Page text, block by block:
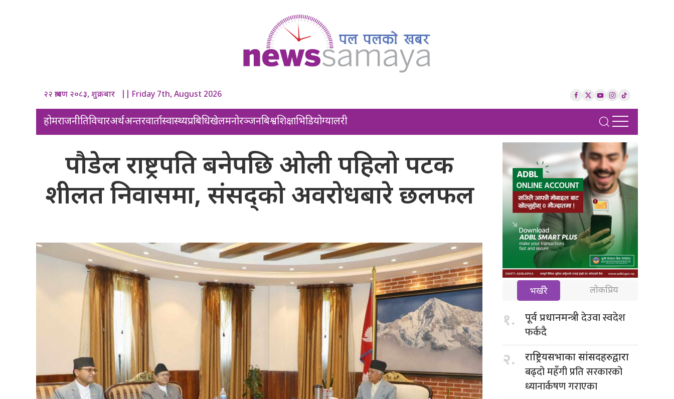
२२ श्रावण २०८३, शुक्रबार || Friday 7th, August 2026
होमराजनीतिविचारअर्थअन्तरवार्तास्वास्थ्यप्रबिधिखेलमनोरञ्जनबिश्वशिक्षाभिडियोग्यालरी
पौडेल राष्ट्रपति बनेपछि ओली पहिलो पटक
शीलत निवासमा, संसद्को अवरोधबारे छलफल
भर्खरै लोकप्रिय
१. पूर्व प्रधानमन्त्रीदेउवा स्वदेश
फर्कदै
२. राष्ट्रियसभाका सांसदहरुद्वारा
बढ्दो महँगी प्रति सरकारको
ध्यानार्कषण गराएका